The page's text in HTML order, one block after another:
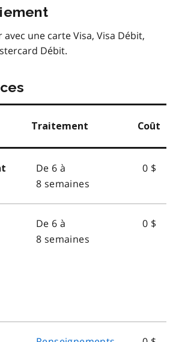
une carte Visa, Visa Débit,
Débit.
Traitement Coût
De 6 à
8 semaines
0 $
De 6 à
8 semaines
0 $